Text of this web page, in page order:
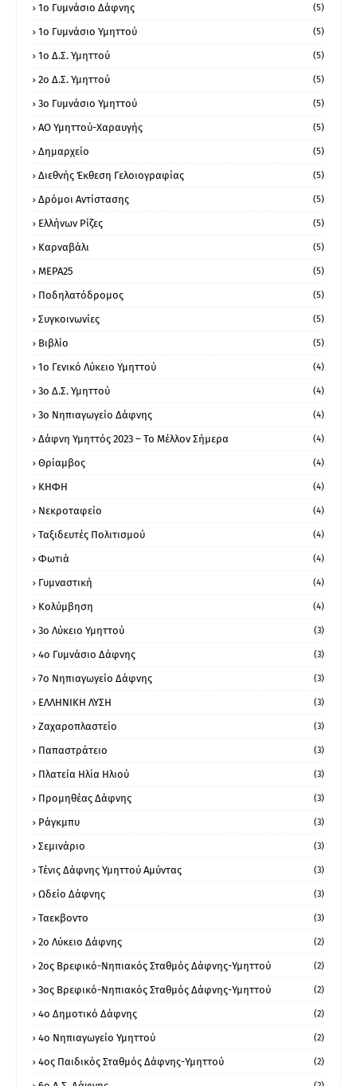
1ο Γυμνάσιο Δάφνης (5)
1ο Γυμνάσιο Υμηττού (5)
1ο Δ.Σ. Υμηττού (5)
2ο Δ.Σ. Υμηττού (5)
3ο Γυμνάσιο Υμηττού (5)
ΑΟ Υμηττού-Χαραυγής (5)
Δημαρχείο (5)
Διεθνής Έκθεση Γελοιογραφίας (5)
Δρόμοι Αντίστασης (5)
Ελλήνων Ρίζες (5)
Καρναβάλι (5)
ΜΕΡΑ25 (5)
Ποδηλατόδρομος (5)
Συγκοινωνίες (5)
Βιβλίο (5)
1ο Γενικό Λύκειο Υμηττού (4)
3ο Δ.Σ. Υμηττού (4)
3ο Νηπιαγωγείο Δάφνης (4)
Δάφνη Υμηττός 2023 – Το Μέλλον Σήμερα (4)
Θρίαμβος (4)
ΚΗΦΗ (4)
Νεκροταφείο (4)
Ταξιδευτές Πολιτισμού (4)
Φωτιά (4)
Γυμναστική (4)
Κολύμβηση (4)
3ο Λύκειο Υμηττού (3)
4ο Γυμνάσιο Δάφνης (3)
7ο Νηπιαγωγείο Δάφνης (3)
ΕΛΛΗΝΙΚΗ ΛΥΣΗ (3)
Ζαχαροπλαστείο (3)
Παπαστράτειο (3)
Πλατεία Ηλία Ηλιού (3)
Προμηθέας Δάφνης (3)
Ράγκμπυ (3)
Σεμινάριο (3)
Τένις Δάφνης Υμηττού Αμύντας (3)
Ωδείο Δάφνης (3)
Ταεκβοντο (3)
2ο Λύκειο Δάφνης (2)
2ος Βρεφικό-Νηπιακός Σταθμός Δάφνης-Υμηττού (2)
3ος Βρεφικό-Νηπιακός Σταθμός Δάφνης-Υμηττού (2)
4ο Δημοτικό Δάφνης (2)
4ο Νηπιαγωγείο Υμηττού (2)
4ος Παιδικός Σταθμός Δάφνης-Υμηττού (2)